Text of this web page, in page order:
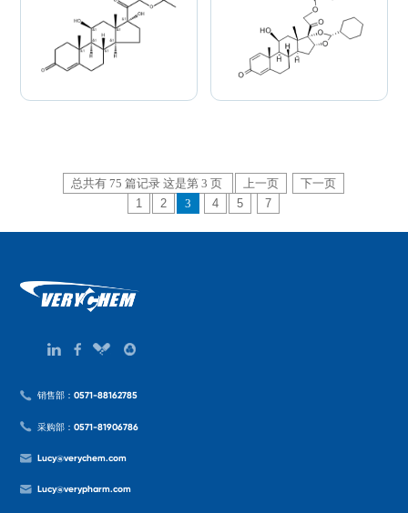
总共有 75 篇记录 这是第 3 页 上一页
下一页
1
2 3 4 5 7
销售部：0571-88162785
采购部：0571-81906786
Lucy@verychem.com
Lucy@verypharm.com